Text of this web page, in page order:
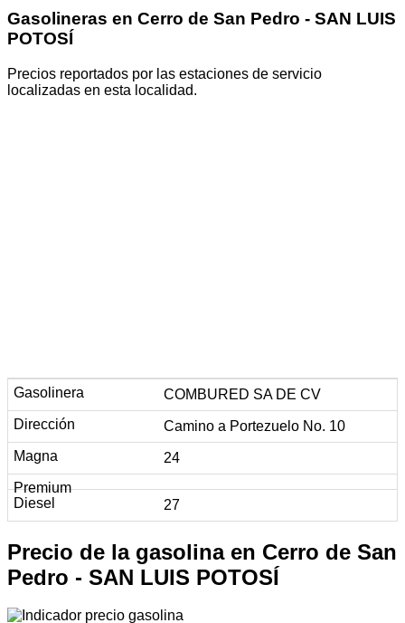
Gasolineras en Cerro de San Pedro - SAN LUIS
POTOSÍ
Precios reportados por las estaciones de servicio
localizadas en esta localidad.
COMBURED SA DE CV
Camino a Portezuelo No. 10
24
27
Precio de la gasolina en Cerro de San
Pedro - SAN LUIS POTOSÍ